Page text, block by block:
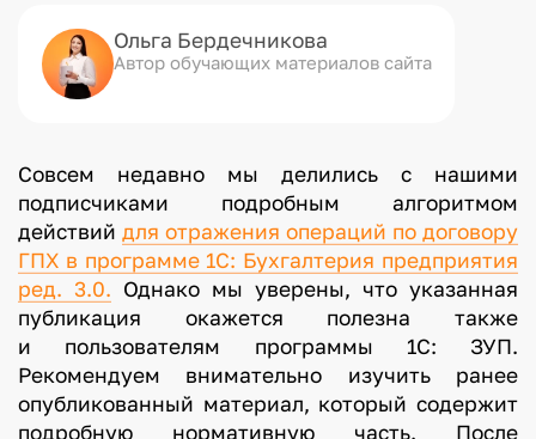
Ольга Бердечникова
Автор обучающих материалов сайта
Совсем недавно мы делились с нашими
подписчиками подробным алгоритмом
действий для отражения операций по договору
ГПХ в программе 1С: Бухгалтерия предприятия
ред. 3.0. Однако мы уверены, что указанная
публикация окажется полезна также
и пользователям программы 1С: ЗУП.
Рекомендуем внимательно изучить ранее
опубликованный материал, который содержит
подробную нормативную часть. После